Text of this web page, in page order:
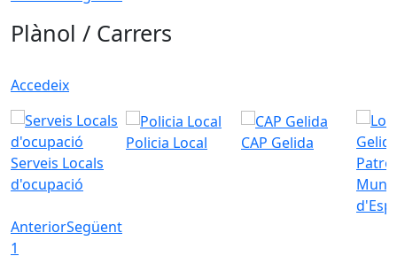
Plànol / Carrers
Accedeix
Serveis Locals
d'ocupació
Policia Local
CAP Gelida
AnteriorSegüent
1